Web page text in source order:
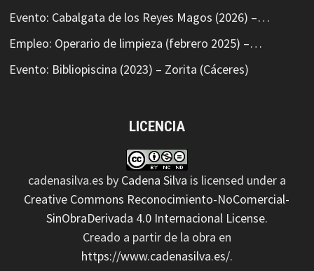
Evento: Cabalgata de los Reyes Magos (2026) –…
Empleo: Operario de limpieza (febrero 2025) –…
Evento: Bibliopiscina (2023) – Zorita (Cáceres)
LICENCIA
cadenasilva.es by Cadena Silva is licensed under a
Creative Commons Reconocimiento-NoComercial-
SinObraDerivada 4.0 Internacional License.
Creado a partir de la obra en
https://www.cadenasilva.es/.